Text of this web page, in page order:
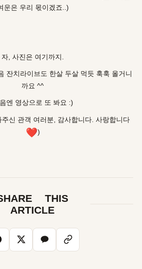
운은 우리 몫이겠죠..)
자, 사진은 여기까지.
잔치라이브도 한살 두살 먹듯 훅훅 올거니
까요 ^^
엔 영상으로 또 봐요 :)
신 관객 여러분, 감사합니다. 사랑합니다
❤︎)
THIS
ARTICLE